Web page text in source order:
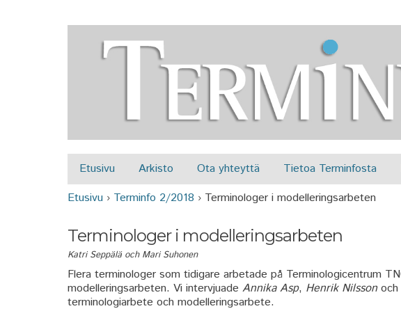
Päävalikko
Etusivu Arkisto Ota yhteyttä Tietoa Terminfosta
Etusivu › Terminfo 2/2018 › Terminologer i modelleringsarbeten
Terminologer i modelleringsarbeten
Katri Seppälä och Mari Suhonen
Flera terminologer som tidigare arbetade på Terminologicentrum
modelleringsarbeten. Vi intervjuade Annika Asp, Henrik Nilssonoch
terminologiarbete och modelleringsarbete.